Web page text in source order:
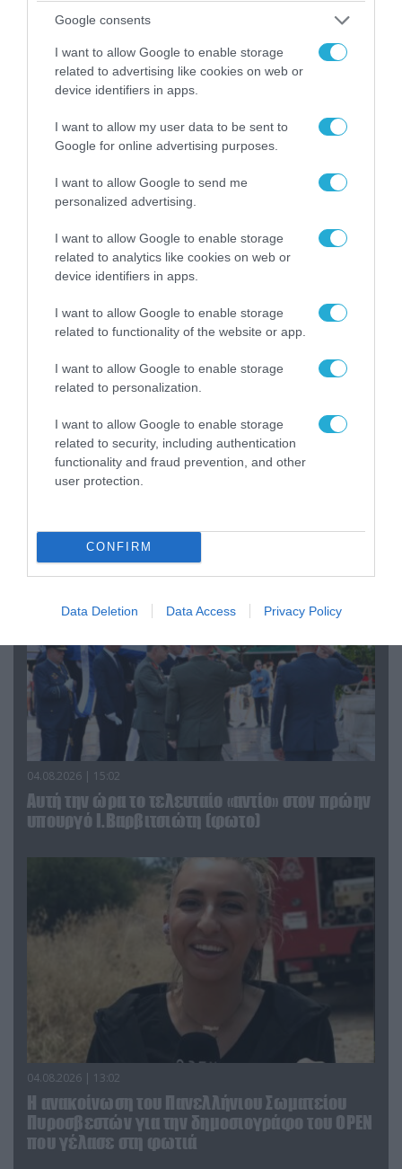
Google consents
I want to allow Google to enable storage
related to advertising like cookies on web or
device identifiers in apps.
I want to allow my user data to be sent to
Google for online advertising purposes.
I want to allow Google to send me
personalized advertising.
I want to allow Google to enable storage
related to analytics like cookies on web or
device identifiers in apps.
I want to allow Google to enable storage
related to functionality of the website or app.
I want to allow Google to enable storage
related to personalization.
I want to allow Google to enable storage
related to security, including authentication
functionality and fraud prevention, and other
user protection.
CONFIRM
Data Deletion Data Access Privacy Policy
06.08.2026 | 14:02
«Επιχείρηση ελεύθερα πεζοδρόμια» στην
Αθήνα: Απομακρύνθηκαν παράνομα
αντικείμενα από κοινόχρηστους χώρους
06.08.2026 | 09:03
«Οι εντελώς αθώοι»: Η ανάρτηση του Αρκά για
04.08.2026 | 15:02
Αυτή την ώρα το τελευταίο «αντίο» στον πρώην
υπουργό Ι.Βαρβιτσιώτη (φωτο)
04.08.2026 | 13:02
Η ανακοίνωση του Πανελλήνιου Σωματείου
Πυροσβεστών για την δημοσιογράφο του OPEN
που γέλασε στη φωτιά